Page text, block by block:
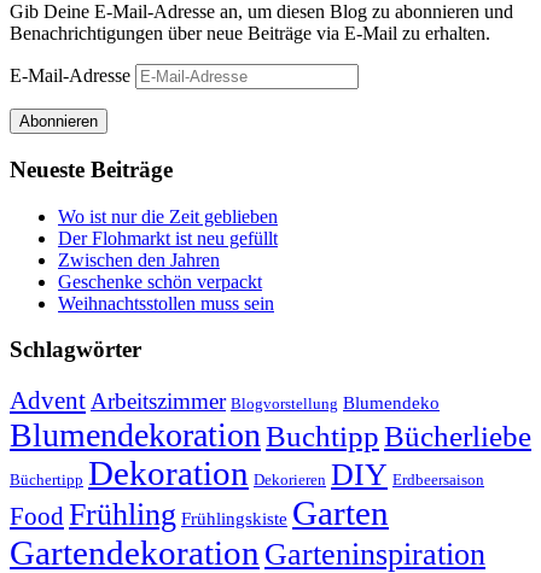
Gib Deine E-Mail-Adresse an, um diesen Blog zu abonnieren und
Benachrichtigungen über neue Beiträge via E-Mail zu erhalten.
E-Mail-Adresse
Abonnieren
Neueste Beiträge
Wo ist nur die Zeit geblieben
Der Flohmarkt ist neu gefüllt
Zwischen den Jahren
Geschenke schön verpackt
Weihnachtsstollen muss sein
Schlagwörter
Advent Arbeitszimmer Blogvorstellung Blumendeko
Blumendekoration BuchtippBücherliebe
Büchertipp Dekoration Dekorieren DIY Erdbeersaison
FoodFrühling Frühlingskiste Garten
Gartendekoration Garteninspiration